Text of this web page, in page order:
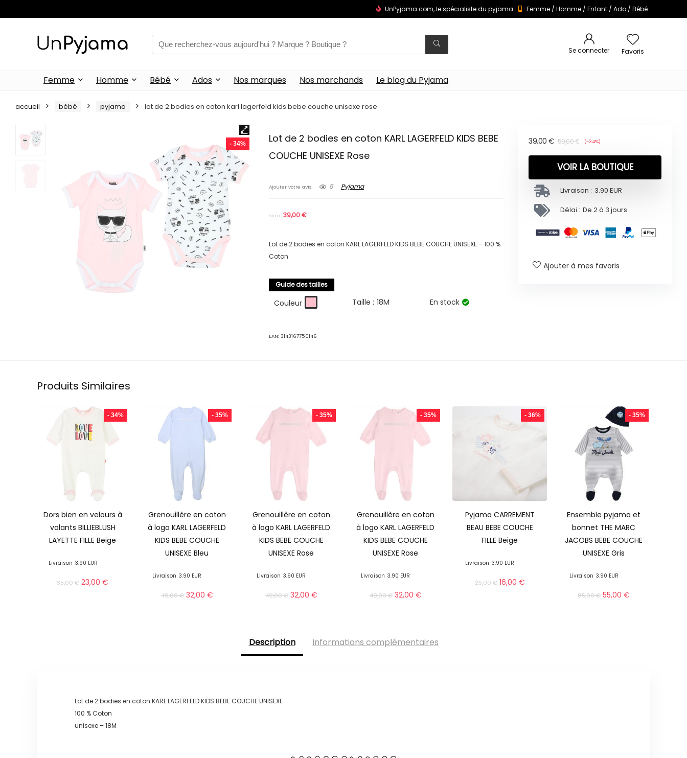
UnPyjama.com, le spécialiste du pyjama Femme / Homme / Enfant / Ado / Bébé
Se connecter Favoris
Femme Homme Bébé Ados Nos marques Nos marchands Le blog du Pyjama
accueil bébé pyjama lot de 2 bodies en coton karl lagerfeld kids bebe couche unisexe rose
- 34%
Lot de 2 bodies en coton KARL LAGERFELD KIDS BEBE
COUCHE UNISEXE Rose
Ajouter votre avis 5 Pyjama
59,00€ 39,00€
Lot de 2 bodies en coton KARL LAGERFELD KIDS BEBE COUCHE UNISEXE – 100 %
Coton
Guide des tailles
Couleur Taille : 18M En stock
EAN:3143167750146
59,00€
39,00 € (-34%)
VOIR LA BOUTIQUE
Livraison : 3.90 EUR
Délai : De 2 à 3 jours
Ajouter à mes favoris
Produits Similaires
- 34%
Dors bien en velours à
volants BILLIEBLUSH
LAYETTE FILLE Beige
Livraison 3.90 EUR
35,00€ 23,00€
- 35%
Grenouillère en coton
à logo KARL LAGERFELD
KIDS BEBE COUCHE
UNISEXE Bleu
Livraison 3.90 EUR
49,00€ 32,00 €
- 35%
Grenouillère en coton
à logo KARL LAGERFELD
KIDS BEBE COUCHE
UNISEXE Rose
Livraison 3.90 EUR
49,00€ 32,00 €
- 35%
Grenouillère en coton
à logo KARL LAGERFELD
KIDS BEBE COUCHE
UNISEXE Rose
Livraison 3.90 EUR
49,00€ 32,00 €
- 36%
Pyjama CARREMENT
BEAU BEBE COUCHE
FILLE Beige
Livraison 3.90 EUR
25,00€ 16,00 €
- 35%
Ensemble pyjama et
bonnet THE MARC
JACOBS BEBE COUCHE
UNISEXE Gris
Livraison 3.90 EUR
85,00€ 55,00€
Description Informations complémentaires
Lot de 2 bodies en coton KARL LAGERFELD KIDS BEBE COUCHE UNISEXE
100 % Coton
unisexe – 18M